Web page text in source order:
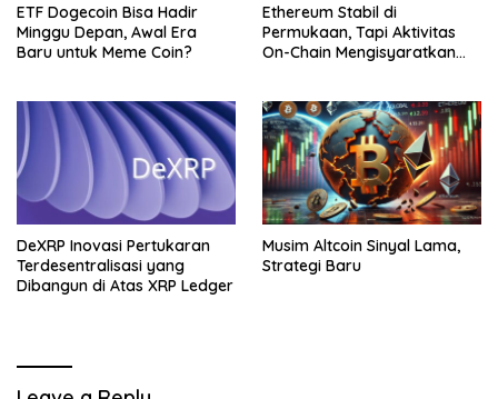
ETF Dogecoin Bisa Hadir
Minggu Depan, Awal Era
Baru untuk Meme Coin?
Ethereum Stabil di
Permukaan, Tapi Aktivitas
On-Chain Mengisyaratkan
DeXRP Inovasi Pertukaran
Terdesentralisasi yang
Dibangun di Atas XRP Ledger
Musim Altcoin Sinyal Lama,
Strategi Baru